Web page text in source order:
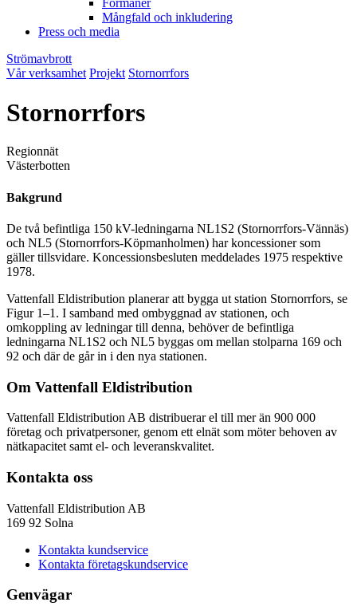
Förmåner
Mångfald och inkludering
Press och media
Strömavbrott
Vår verksamhet Projekt Stornorrfors
Stornorrfors
Regionnät
Västerbotten
Bakgrund
De två befintliga 150 kV-ledningarna NL1S2 (Stornorrfors-Vännäs)
och NL5 (Stornorrfors-Köpmanholmen) har koncessioner som
gäller tillsvidare. Koncessionsbesluten meddelades 1975 respektive
1978.
Vattenfall Eldistribution planerar att bygga ut station Stornorrfors, se
Figur 1–1. I samband med ombyggnad av stationen, och
omkoppling av ledningar till denna, behöver de befintliga
ledningarna NL1S2 och NL5 byggas om mellan stolparna 169 och
92 och där de går in i den nya stationen.
Om Vattenfall Eldistribution
Vattenfall Eldistribution AB distribuerar el till mer än 900 000
företag och privatpersoner, genom ett elnät som möter behoven av
nätkapacitet samt el- och leveranskvalitet.
Kontakta oss
Vattenfall Eldistribution AB
169 92 Solna
Kontakta kundservice
Kontakta företagskundservice
Genvägar